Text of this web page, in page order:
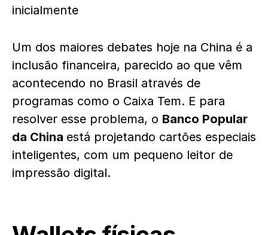
inicialmente
Um dos maiores debates hoje na China é a
inclusão financeira, parecido ao que vêm
acontecendo no Brasil através de
programas como o Caixa Tem. E para
resolver esse problema, o Banco Popular
da China está projetando cartões especiais
inteligentes, com um pequeno leitor de
impressão digital.